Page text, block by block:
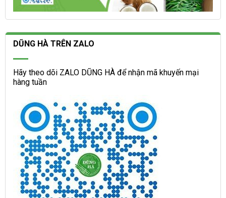
DŨNG HÀ TRÊN ZALO
Hãy theo dõi ZALO DŨNG HÀ để nhận mã khuyến mại
hàng tuần